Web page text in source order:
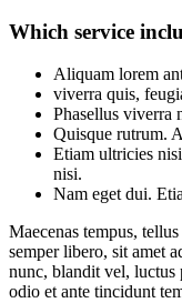
Which service
Aliquam lorem
viverra quis,
Phasellus viverra
Quisque rutrum.
Etiam ultricies
nisi.
Nam eget dui.
Maecenas tempus,
semper libero, sit amet
nunc, blandit vel, luctus
odio et ante tincidunt